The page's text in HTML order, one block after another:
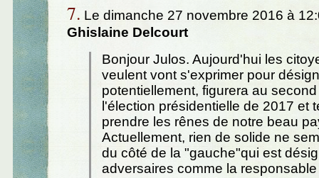
7. Le dimanche 27 novembre 2016 à
Ghislaine Delcourt
Bonjour Julos. Aujourd'hui les
veulent vont s'exprimer pour
potentiellement, figurera au
l'élection présidentielle de 2017 et
prendre les rênes de notre beau
Actuellement, rien de solide ne
du côté de la "gauche"qui est
adversaires comme la